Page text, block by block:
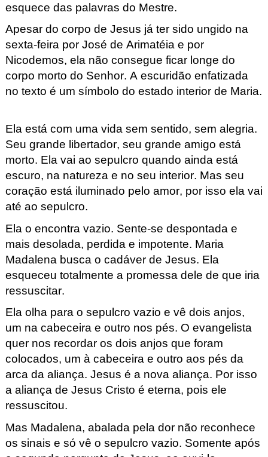
esquece das palavras do Mestre.
Apesar do corpo de Jesus já ter sido ungido na
sexta-feira por José de Arimatéia e por
Nicodemos, ela não consegue ficar longe do
corpo morto do Senhor. A escuridão enfatizada
no texto é um símbolo do estado interior de Maria.
Ela está com uma vida sem sentido, sem alegria.
Seu grande libertador, seu grande amigo está
morto. Ela vai ao sepulcro quando ainda está
escuro, na natureza e no seu interior. Mas seu
coração está iluminado pelo amor, por isso ela vai
até ao sepulcro.
Ela o encontra vazio. Sente-se despontada e
mais desolada, perdida e impotente. Maria
Madalena busca o cadáver de Jesus. Ela
esqueceu totalmente a promessa dele de que iria
ressuscitar.
Ela olha para o sepulcro vazio e vê dois anjos,
um na cabeceira e outro nos pés. O evangelista
quer nos recordar os dois anjos que foram
colocados, um à cabeceira e outro aos pés da
arca da aliança. Jesus é a nova aliança. Por isso
a aliança de Jesus Cristo é eterna, pois ele
ressuscitou.
Mas Madalena, abalada pela dor não reconhece
os sinais e só vê o sepulcro vazio. Somente após